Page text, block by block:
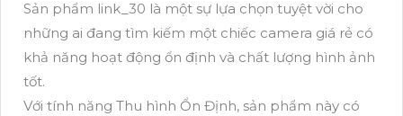
Sản phẩm link_30 là một sự lựa chọn tuyệt vời cho
những ai đang tìm kiếm một chiếc camera giá rẻ có
khả năng hoạt động ổn định và chất lượng hình ảnh
tốt.
Với tính năng Thu hình Ổn Định, sản phẩm này có